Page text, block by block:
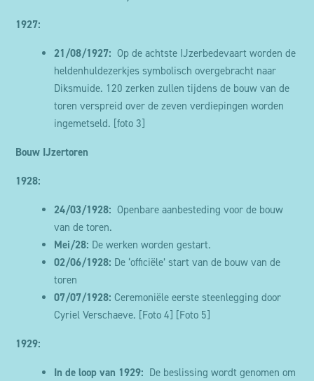
1927:
21/08/1927:Op de achtste IJzerbedevaart worden de
heldenhuldezerkjes symbolisch overgebracht naar
Diksmuide. 120 zerken zullen tijdens de bouw van de
toren verspreid over de zeven verdiepingen worden
ingemetseld. [foto 3]
Bouw IJzertoren
1928:
24/03/1928: Openbare aanbesteding voor de bouw
van de toren.
Mei/28: De werken worden gestart.
02/06/1928: De ‘officiële’ start van de bouw van de
toren
07/07/1928: Ceremoniële eerste steenlegging door
Cyriel Verschaeve. [Foto 4] [Foto 5]
1929:
In de loop van 1929: De beslissing wordt genomen om